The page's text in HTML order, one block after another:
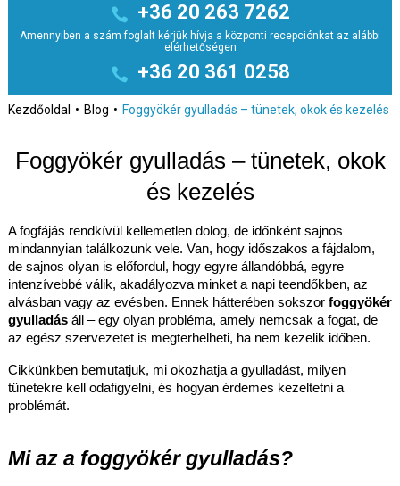
+36 20 263 7262
Amennyiben a szám foglalt kérjük hívja a központi recepciónkat az alábbi
elérhetőségen
+36 20 361 0258
Kezdőoldal Blog Foggyökér gyulladás – tünetek, okok és kezelés
Foggyökér gyulladás – tünetek, okok
és kezelés
A fogfájás rendkívül kellemetlen dolog, de időnként sajnos
mindannyian találkozunk vele. Van, hogy időszakos a fájdalom,
de sajnos olyan is előfordul, hogy egyre állandóbbá, egyre
intenzívebbé válik, akadályozva minket a napi teendőkben, az
alvásban vagy az evésben. Ennek hátterében sokszor foggyökér
gyulladásáll – egy olyan probléma, amely nemcsak a fogat, de
az egész szervezetet is megterhelheti, ha nem kezelik időben.
Cikkünkben bemutatjuk, mi okozhatja a gyulladást, milyen
tünetekre kell odafigyelni, és hogyan érdemes kezeltetni a
problémát.
Mi az a foggyökér gyulladás?